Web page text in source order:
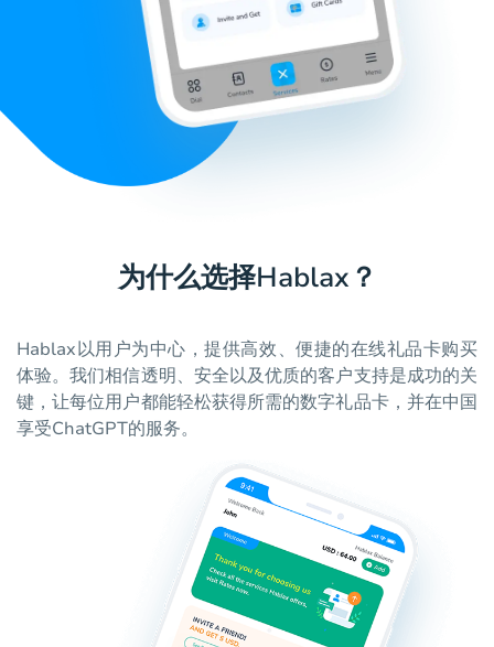
为什么选择Hablax？
Hablax以用户为中心，提供高效、便捷的在线礼品卡购买
体验。我们相信透明、安全以及优质的客户支持是成功的关
键，让每位用户都能轻松获得所需的数字礼品卡，并在中国
享受ChatGPT的服务。